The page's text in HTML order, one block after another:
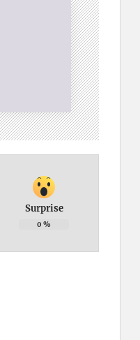
Surprise
0 %